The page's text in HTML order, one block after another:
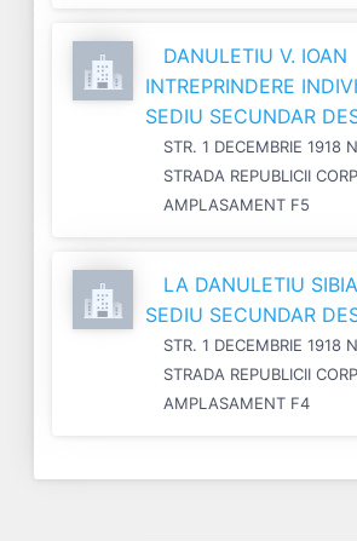
DANULETIU V. IOAN
INTREPRINDERE
SEDIU SECUNDAR
STR. 1 DECEMBRIE 1918
STRADA REPUBLICII
AMPLASAMENT F5
LA DANULETIU
SEDIU SECUNDAR
STR. 1 DECEMBRIE 1918
STRADA REPUBLICII
AMPLASAMENT F4